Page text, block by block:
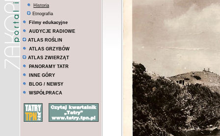
Historia
Etnografia
Filmy edukacyjne
AUDYCJE RADIOWE
ATLAS ROŚLIN
ATLAS GRZYBÓW
ATLAS ZWIERZĄT
PANORAMY TATR
INNE GÓRY
BLOG / NEWSY
WSPÓŁPRACA